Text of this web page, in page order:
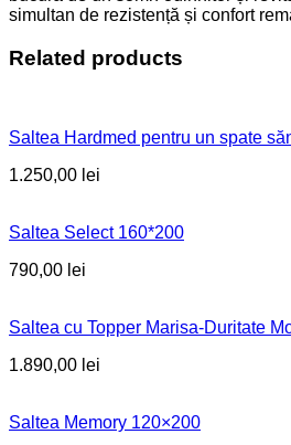
simultan de rezistență și confort
Related products
Saltea Hardmed pentru un spate
1.250,00 lei
Saltea Select 160*200
790,00 lei
Saltea cu Topper Marisa-Duritate
1.890,00 lei
Saltea Memory 120×200